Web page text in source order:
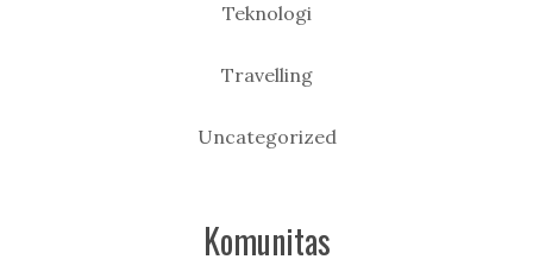
Teknologi
Travelling
Uncategorized
Komunitas